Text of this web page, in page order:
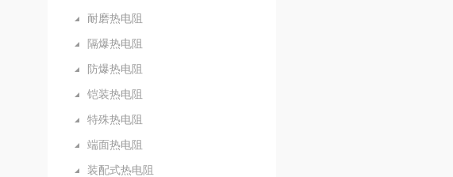
耐磨热电阻
隔爆热电阻
防爆热电阻
铠装热电阻
特殊热电阻
端面热电阻
装配式热电阻